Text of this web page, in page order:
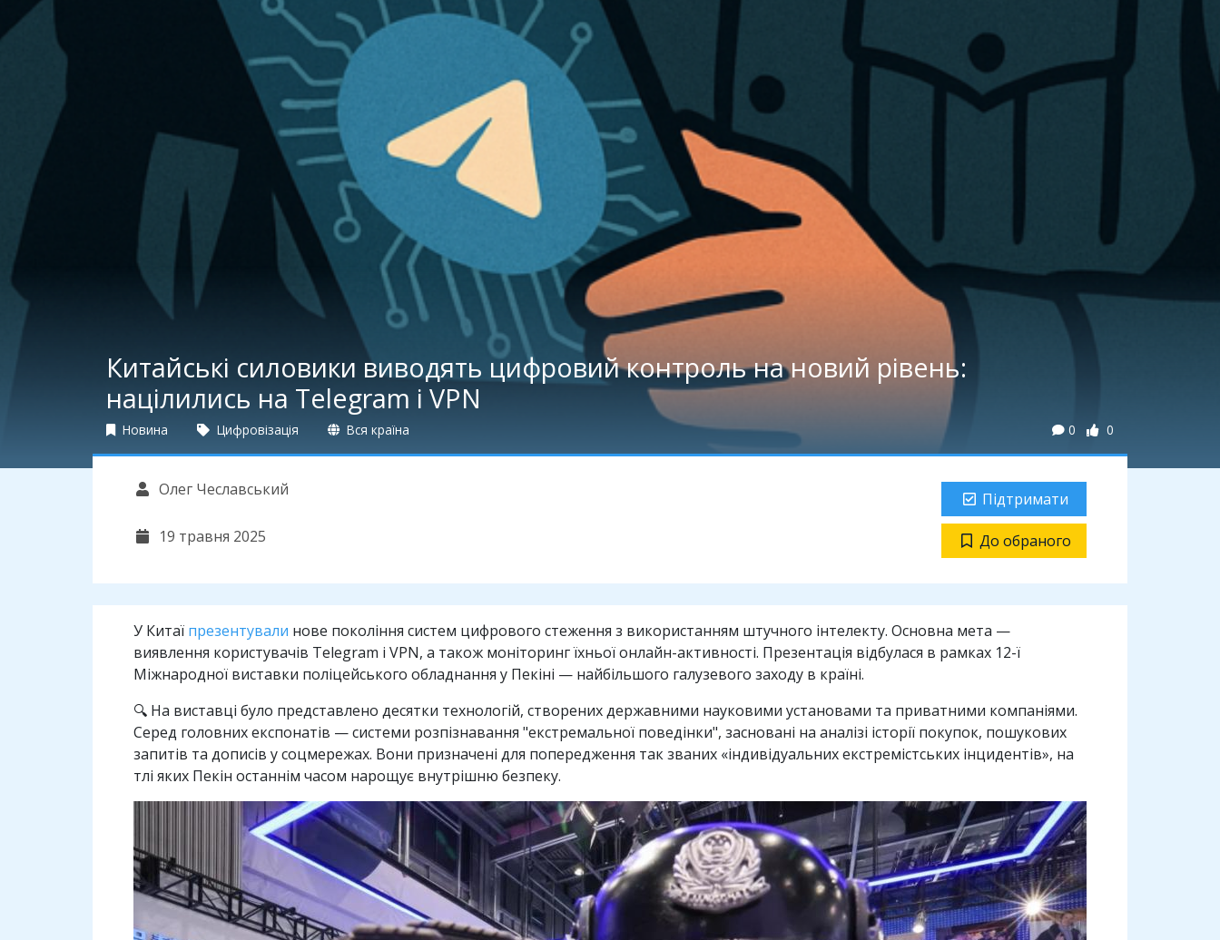
Китайські силовики виводять цифровий контроль на новий рівень:
націлились на Telegram і VPN
Новина Цифровізація Вся країна 0 0
Олег Чеславський
19 травня 2025
Підтримати
До обраного
У Китаї презентували нове покоління систем цифрового стеження з використанням штучного інтелекту. Основна мета —
виявлення користувачів Telegram і VPN, а також моніторинг їхньої онлайн-активності. Презентація відбулася в рамках 12-ї
Міжнародної виставки поліцейського обладнання у Пекіні — найбільшого галузевого заходу в країні.
🔍 На виставці було представлено десятки технологій, створених державними науковими установами та приватними компаніями.
Серед головних експонатів — системи розпізнавання "екстремальної поведінки", засновані на аналізі історії покупок, пошукових
запитів та дописів у соцмережах. Вони призначені для попередження так званих «індивідуальних екстремістських інцидентів», на
тлі яких Пекін останнім часом нарощує внутрішню безпеку.